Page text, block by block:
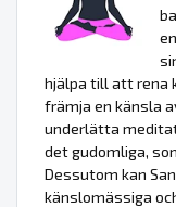
hjälpa till att rena
främja en känsla
underlätta
det gudomliga,
Dessutom kan
känslomässiga